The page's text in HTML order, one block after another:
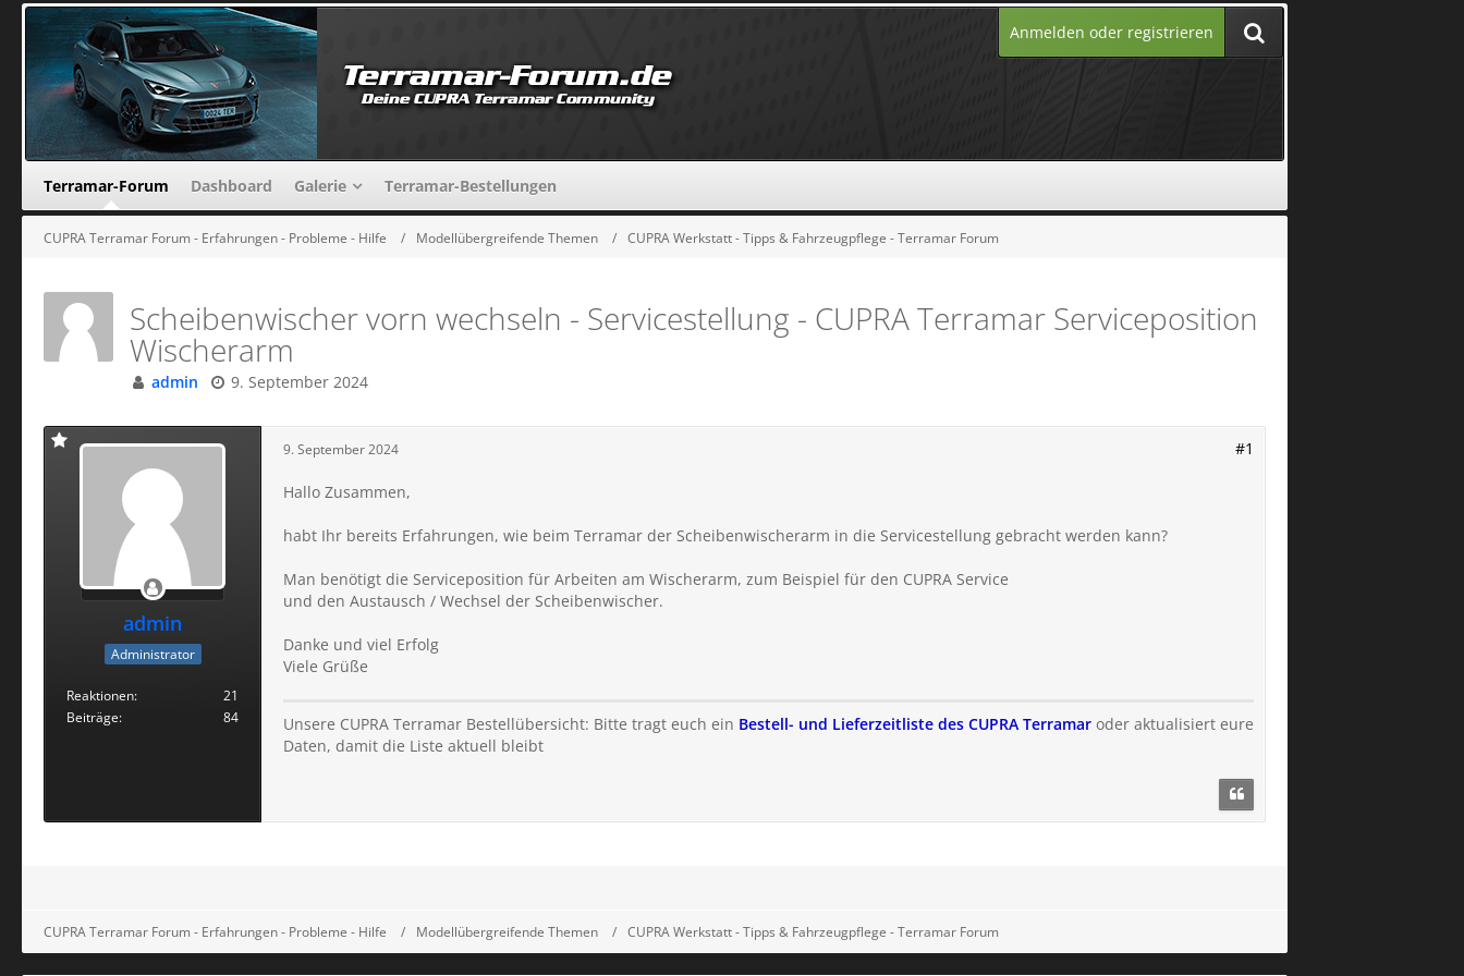
Anmelden oder registrieren
Terramar-Forum Dashboard Galerie Terramar-Bestellungen
CUPRA Terramar Forum - Erfahrungen - Probleme - Hilfe Modellübergreifende Themen CUPRA Werkstatt - Tipps & Fahrzeugpflege - Terramar Forum
Scheibenwischer vorn wechseln - Servicestellung - CUPRA​ Terramar Serviceposition
Wischerarm
admin 9. September 2024
admin
Administrator
Reaktionen
21
Beiträge
84
9. September 2024 #1
Hallo Zusammen,
habt Ihr bereits Erfahrungen, wie beim Terramar der Scheibenwischerarm in die Servicestellung gebracht werden kann?
Man benötigt die Serviceposition für Arbeiten am Wischerarm, zum Beispiel für den CUPRA Service
und den Austausch / Wechsel der Scheibenwischer.
Danke und viel Erfolg
Viele Grüße
Unsere CUPRA Terramar Bestellübersicht: Bitte tragt euch ein Bestell- und Lieferzeitliste des CUPRA Terramar oder aktualisiert eure
Daten, damit die Liste aktuell bleibt
CUPRA Terramar Forum - Erfahrungen - Probleme - Hilfe Modellübergreifende Themen CUPRA Werkstatt - Tipps & Fahrzeugpflege - Terramar Forum